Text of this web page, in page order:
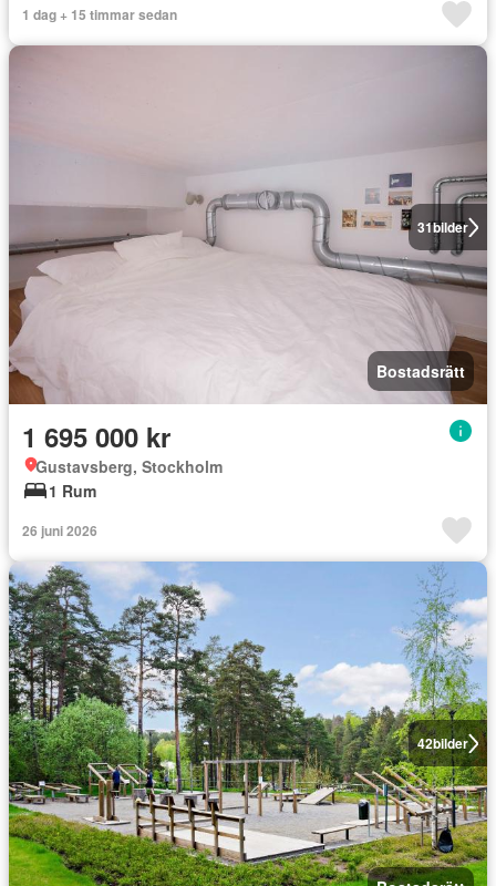
1 dag + 15 timmar sedan
31bilder
Bostadsrätt
1 695 000 kr
Gustavsberg, Stockholm
1 Rum
26 juni 2026
42bilder